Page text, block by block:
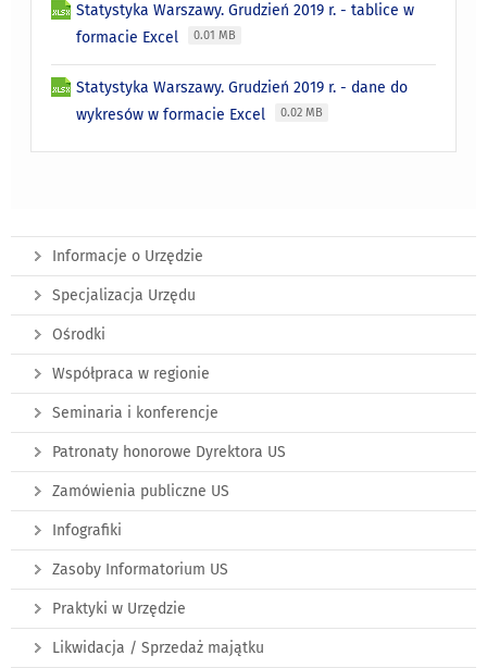
Statystyka Warszawy. Grudzień 2019 r. - tablice w
formacie Excel
0.01 MB
Statystyka Warszawy. Grudzień 2019 r. - dane do
wykresów w formacie Excel
0.02 MB
Informacje o Urzędzie
Specjalizacja Urzędu
Ośrodki
Współpraca w regionie
Seminaria i konferencje
Patronaty honorowe Dyrektora US
Zamówienia publiczne US
Infografiki
Zasoby Informatorium US
Praktyki w Urzędzie
Likwidacja / Sprzedaż majątku